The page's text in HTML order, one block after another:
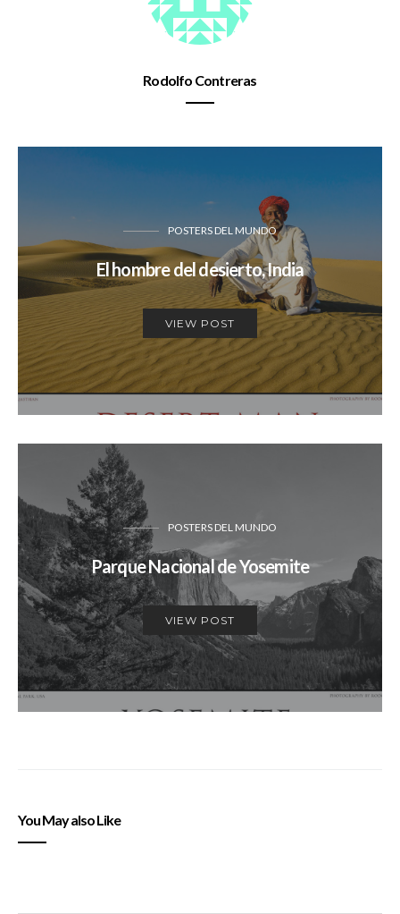
Rodolfo Contreras
POSTERS DEL MUNDO
El hombre del desierto, India
VIEW POST
POSTERS DEL MUNDO
Parque Nacional de Yosemite
VIEW POST
You May also Like